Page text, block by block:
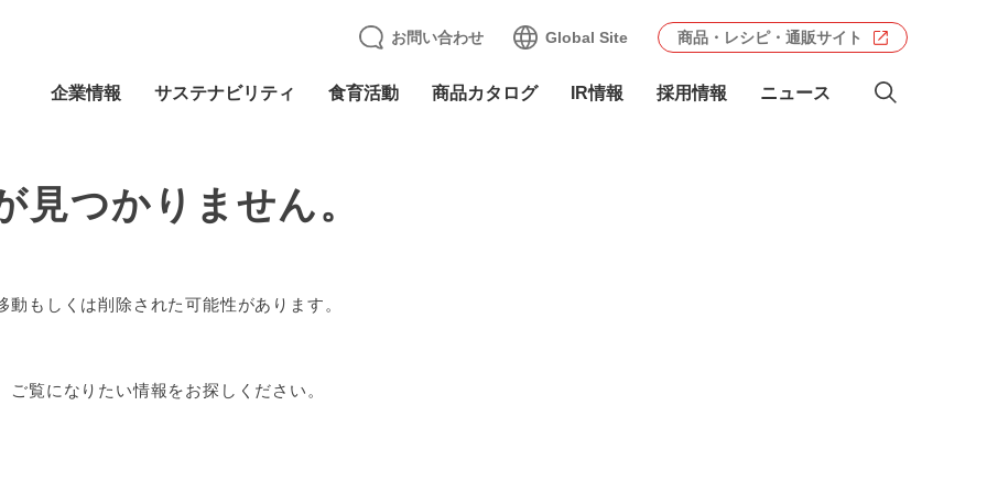
企業情報 サステナビリティ 食育活動 商品カタログ IR情報 採用情報 ニュース
お問い合わせ Global Site 商品・レシピ・通販サイト
見つかりません。
もしくは削除された可能性があります。
覧になりたい情報をお探しください。